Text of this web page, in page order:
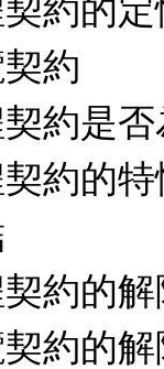
約的
約
約是
約的
約的
約的